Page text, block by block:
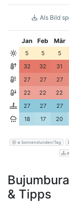
Als Bild
Jan Feb Mär
5 5 5
32
32 31
27
27 27
22
22 22
27
27 27
18
17 20
ø Sonnenstunden/Tag
ø
& Tipps